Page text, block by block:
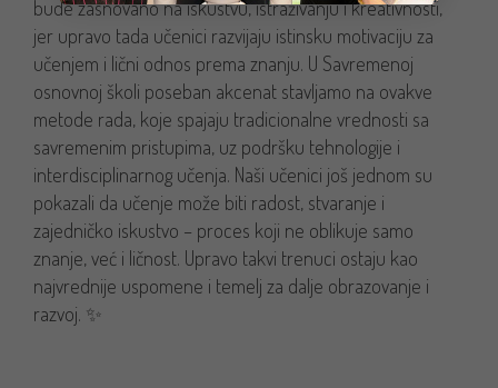
bude zasnovano na iskustvu, istraživanju i kreativnosti,
jer upravo tada učenici razvijaju istinsku motivaciju za
učenjem i lični odnos prema znanju. U Savremenoj
osnovnoj školi poseban akcenat stavljamo na ovakve
metode rada, koje spajaju tradicionalne vrednosti sa
savremenim pristupima, uz podršku tehnologije i
interdisciplinarnog učenja. Naši učenici još jednom su
pokazali da učenje može biti radost, stvaranje i
zajedničko iskustvo – proces koji ne oblikuje samo
znanje, već i ličnost. Upravo takvi trenuci ostaju kao
najvrednije uspomene i temelj za dalje obrazovanje i
razvoj. ✨